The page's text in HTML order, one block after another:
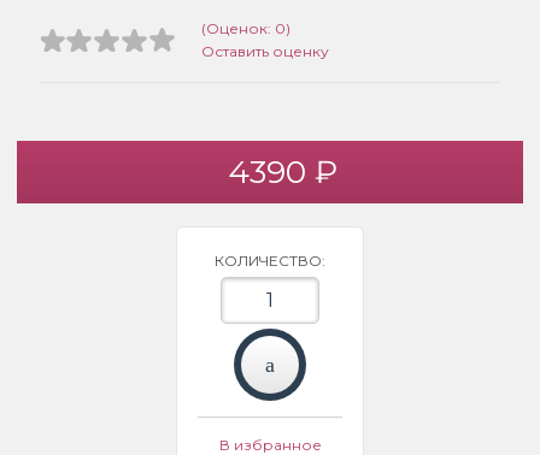
(Оценок: 0)
Оставить оценку
4390 ₽
КОЛИЧЕСТВО:
В избранное